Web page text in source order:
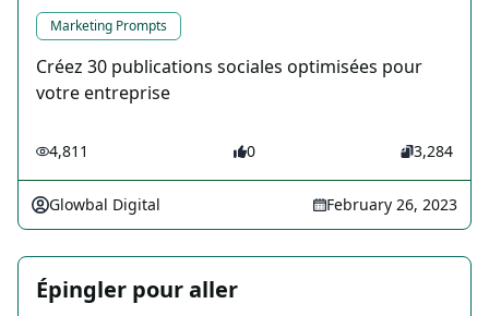
Marketing Prompts
Créez 30 publications sociales optimisées pour
votre entreprise
4,811 0 3,284
Glowbal Digital February 26, 2023
Épingler pour aller